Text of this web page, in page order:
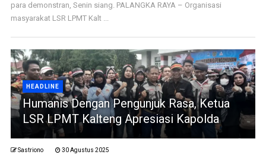
para demonstran, Senin siang. PALANGKA RAYA – Organisasi
masyarakat LSR LPMT Kalt ...
HEADLINE
Humanis Dengan Pengunjuk Rasa, Ketua
LSR LPMT Kalteng Apresiasi Kapolda
Sastriono 30 Agustus 2025